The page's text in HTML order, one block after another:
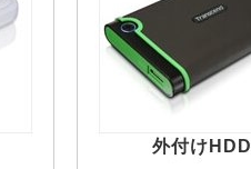
外付けHDD